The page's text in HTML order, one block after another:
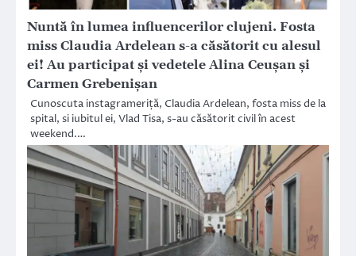
Nuntă în lumea influencerilor clujeni. Fosta
miss Claudia Ardelean s-a căsătorit cu alesul
ei! Au participat și vedetele Alina Ceușan și
Carmen Grebenișan
Cunoscuta instagrameriță, Claudia Ardelean, fosta miss de la
spital, si iubitul ei, Vlad Tisa, s-au căsătorit civil în acest
weekend.…